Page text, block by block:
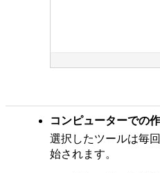
コンピューターでの
選択したツールは毎
始されます。